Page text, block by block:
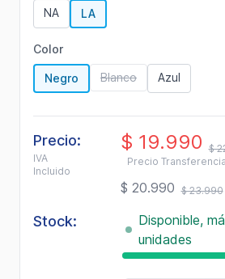
NA LA
Color
Negro Blanco Azul
Precio:
IVA
Incluido
$ 19.990 $
Precio Transferencia
$ 20.990 $ 23.990
Stock:
Disponible,
unidades